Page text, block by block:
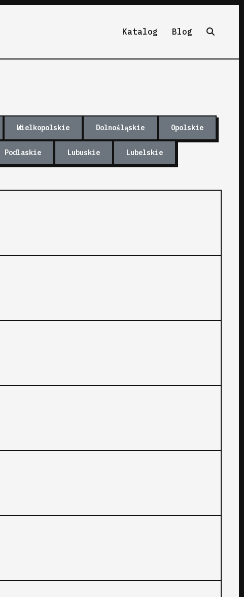
Katalog Blog
Wielkopolskie Dolnośląskie Opolskie
Podlaskie Lubuskie Lubelskie